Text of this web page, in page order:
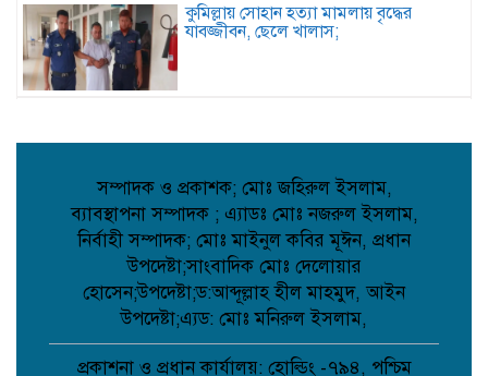
কুমিল্লায় সোহান হত্যা মামলায় বৃদ্ধের
যাবজ্জীবন, ছেলে খালাস;
কবিতা: আত্মমর্যাদা;
বৈরী আবহাওয়া উপেক্ষা করে মাদারগঞ্জে
সম্পাদক ও প্রকাশক; মোঃ জহিরুল ইসলাম,
ব্যাবস্থাপনা সম্পাদক ; এ্যাডঃ মোঃ নজরুল ইসলাম,
নির্বাহী সম্পাদক; মোঃ মাইনুল কবির মূঈন, প্রধান
উপদেষ্টা;সাংবাদিক মোঃ দেলোয়ার
হোসেন;উপদেষ্টা;ড:আব্দূল্লাহ হীল মাহমুদ, আইন
উপদেষ্টা;এ্যড: মোঃ মনিরুল ইসলাম,
প্রকাশনা ও প্রধান কার্যালয়: হোল্ডিং -৭৯৪, পশ্চিম